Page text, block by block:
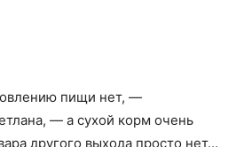
пищи нет, —
— а сухой корм очень
другого выхода просто нет…